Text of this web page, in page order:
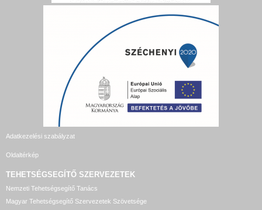
Adatkezelési szabályzat
Oldaltérkép
TEHETSÉGSEGÍTŐ SZERVEZETEK
Nemzeti Tehetségsegítő Tanács
Magyar Tehetségsegítő Szervezetek Szövetsége